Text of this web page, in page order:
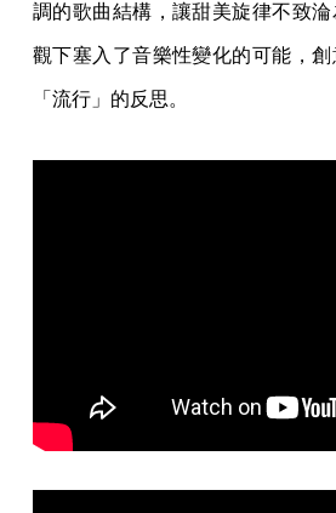
調的歌曲結構，讓甜美旋律不致
觀下塞入了音樂性變化的可能，
「流行」的反思。